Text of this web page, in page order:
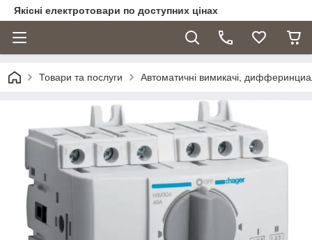
Якісні електротовари по доступних цінах
Товари та послуги Автоматичні вимикачі,